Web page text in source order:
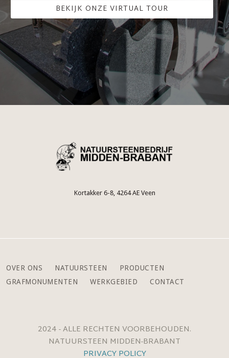
BEKIJK ONZE VIRTUAL TOUR
Kortakker 6-8, 4264 AE Veen
OVER ONS NATUURSTEEN
PRODUCTEN
GRAFMONUMENTEN
WERKGEBIED CONTACT
2024 - ALLE RECHTEN VOORBEHOUDEN.
NATUURSTEEN MIDDEN-BRABANT
PRIVACY POLICY